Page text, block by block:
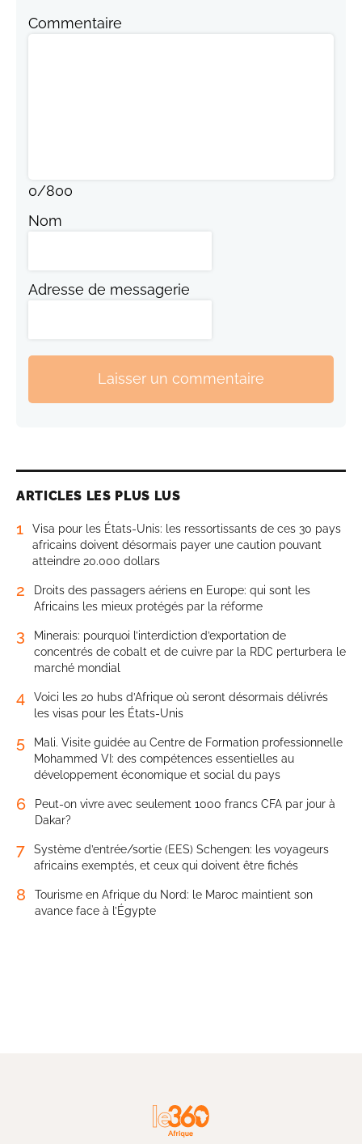
Commentaire
0/800
Nom
Adresse de messagerie
Laisser un commentaire
ARTICLES LES PLUS LUS
1
Visa pour les États-Unis: les ressortissants de ces 30 pays
africains doivent désormais payer une caution pouvant
atteindre 20.000 dollars
2
Droits des passagers aériens en Europe: qui sont les
Africains les mieux protégés par la réforme
3
Minerais: pourquoi l’interdiction d’exportation de
concentrés de cobalt et de cuivre par la RDC perturbera le
marché mondial
4
Voici les 20 hubs d’Afrique où seront désormais délivrés
les visas pour les États-Unis
5
Mali. Visite guidée au Centre de Formation professionnelle
Mohammed VI: des compétences essentielles au
développement économique et social du pays
6
Peut-on vivre avec seulement 1000 francs CFA par jour à
Dakar?
7
Système d’entrée/sortie (EES) Schengen: les voyageurs
africains exemptés, et ceux qui doivent être fichés
8
Tourisme en Afrique du Nord: le Maroc maintient son
avance face à l’Égypte